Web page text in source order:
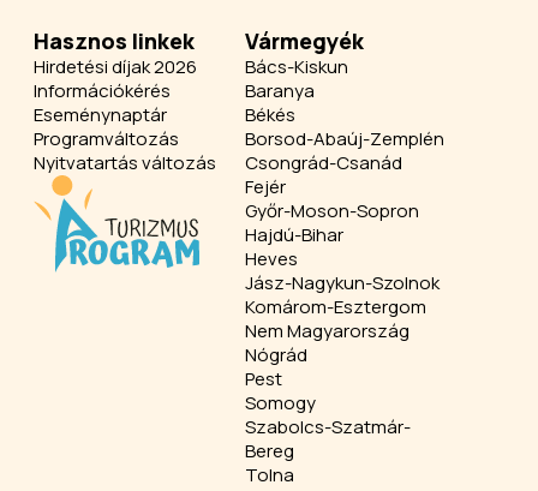
Hasznos linkek
Hirdetési díjak 2026
Információkérés
Eseménynaptár
Programváltozás
Nyitvatartás változás
Vármegyék
Bács-Kiskun
Baranya
Békés
Borsod-Abaúj-Zemplén
Csongrád-Csanád
Fejér
Győr-Moson-Sopron
Hajdú-Bihar
Heves
Jász-Nagykun-Szolnok
Komárom-Esztergom
Nem Magyarország
Nógrád
Pest
Somogy
Szabolcs-Szatmár-
Bereg
Tolna